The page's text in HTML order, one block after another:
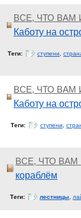
ВСЕ, ЧТО ВАМ
Каботу на
Теги: ступени
ВСЕ, ЧТО ВАМ
Каботу на
Теги: ступени
ВСЕ, ЧТО
кораблём
Теги: лестницы